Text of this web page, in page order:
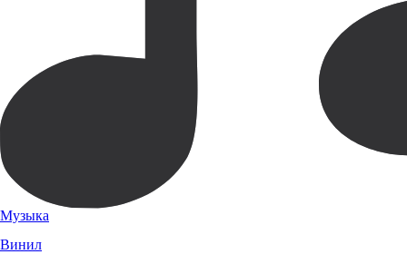
Музыка
Винил